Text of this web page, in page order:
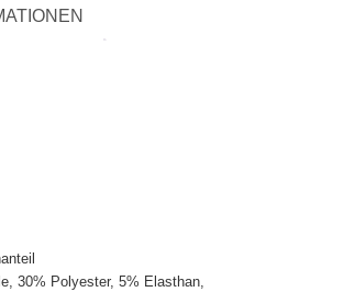
30% Polyester, 5% Elasthan,